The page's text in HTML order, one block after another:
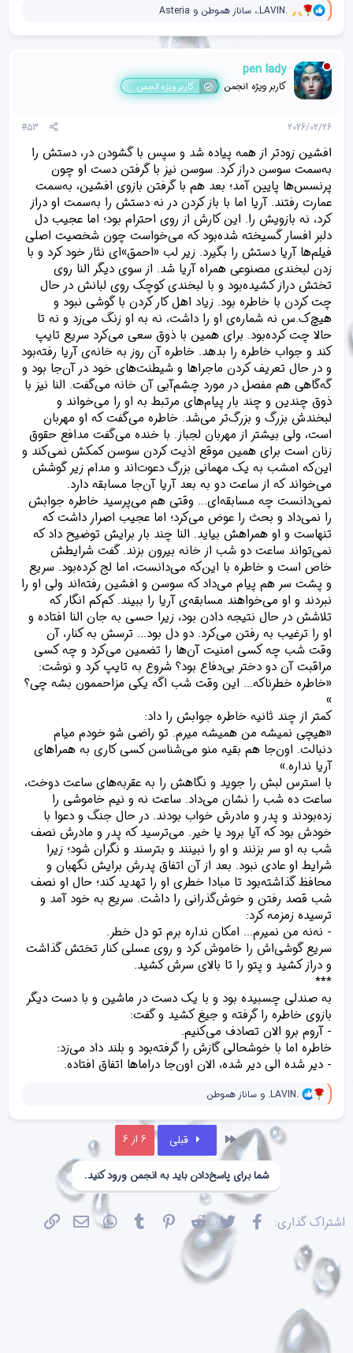
و
ک
ه
پ
د
ه
ا
]
:
.LAVIN.، ساناز هموطن و Asteria
pen lady
کاربر ویژه انجمن کاربر ویژه انجمن
2026/02/26
#53
افشین زودتر از همه پیاده شد و سپس با گشودن در، دستش را
به‌سمت سوسن دراز کرد. سوسن نیز با گرفتن دست او چون
پرنسس‌ها پایین آمد؛ بعد هم با گرفتن بازوی افشین، به‌سمت
عمارت رفتند. آریا اما با باز کردن در نه دستش را به‌سمت او دراز
کرد، نه بازویش‌ را. این کارش از روی احترام بود؛ اما عجیب دل
دلبر افسار گسیخته شده‌بود که می‌خواست چون شخصیت اصلی
فیلم‌ها آریا دستش را بگیرد. زیر لب «احمق»‌ای نثار خود کرد و با
زدن لبخندی مصنوعی همراه آریا شد. از سوی دیگر النا روی
تختش دراز کشیده‌بود و با لبخندی کوچک روی لبانش در حال
چت کردن با خاطره بود. زیاد اهل کار کردن با گوشی نبود و
هیچ‌ک.س نه شماره‌ی او را داشت، نه به او زنگ می‌زد و نه تا
حالا چت کرده‌بود. برای همین با ذوق سعی می‌کرد سریع تایپ
کند و جواب خاطره را بدهد. خاطره آن روز به خانه‌ی آریا رفته‌بود
و در حال تعریف کردن ماجراها و شیطنت‌های خود در آن‌جا بود و
گه‌گاهی هم مفصل در مورد چشم‌آبی آن خانه می‌گفت. النا نیز با
ذوق چندین و چند بار پیام‌های مرتبط به او را می‌خواند و
لبخندش بزرگ‌ و بزرگ‌تر می‌شد. خاطره می‌گفت که او مهربان
است، ولی بیشتر از مهربان‌ لجباز. با خنده می‌گفت مدافع حقوق
زنان است برای همین موقع اذیت کردن سوسن کمکش نمی‌کند و
این‌که امشب به یک مهمانی بزرگ دعوت‌اند و مدام زیر گوشش
می‌خواند که از ساعت دو به بعد آریا آن‌جا مسابقه دارد.
نمی‌دانست چه مسابقه‌ای... وقتی هم می‌پرسید خاطره جوابش
را نمی‌داد و بحث را عوض می‌کرد؛ اما عجیب اصرار داشت که
تنهاست و او همراهش بیاید. النا چند بار برایش توضیح داد که
نمی‌تواند ساعت دو شب از خانه بیرون بزند. گفت شرایطش
خاص است و خاطره با این‌که می‌دانست، اما لج کرده‌بود. سریع
و پشت سر هم پیام می‌داد که سوسن و افشین رفته‌اند ولی او را
نبردند و او می‌خواهند مسابقه‌ی آریا را ببیند. کم‌کم انگار که
تلاشش در حال نتیجه دادن بود، زیرا حسی به جان النا افتاده و
او را ترغیب به رفتن می‌کرد. دو دل بود... ترسش به کنار، آن
وقت شب چه کسی امنیت آن‌ها را تضمین می‌کرد و چه کسی
مراقبت آن دو دختر بی‌دفاع بود؟ شروع به تایپ کرد و نوشت:
«خاطره خطرناکه... این وقت شب اگه یکی مزاحممون بشه چی؟
»
کمتر از چند ثانیه خاطره جوابش را داد:
«هیچی نمیشه من همیشه میرم. تو راضی شو خودم میام
دنبالت. اون‌جا هم بقیه منو می‌شناسن کسی کاری به همراهای
آریا نداره.»
با استرس لبش را جوید و نگاهش را به عقربه‌های ساعت دوخت،
ساعت ده شب را نشان می‌داد. ساعت نه و نیم خاموشی را
زده‌بودند و پدر و مادرش خواب بودند. در حال جنگ و دعوا با
خودش بود که آیا برود یا خیر. می‌ترسید که پدر و مادرش نصف
شب به او سر بزنند و او را نبینند و بترسند و نگران شود؛ زیرا
شرایط او عادی نبود. بعد از آن اتفاق پدرش برایش نگهبان و
محافظ گذاشته‌بود تا مبادا خطری او را تهدید کند؛ حال او نصف
شب قصد رفتن و خوش‌گذرانی را داشت. سریع به خود آمد و
ترسیده زمزمه کرد:
- نه‌نه من نمیرم... امکان نداره برم تو دل خطر.
سریع گوشی‌اش را خاموش کرد و روی عسلی کنار تختش گذاشت
و دراز کشید و پتو را تا بالای سرش کشید.
***
به صندلی چسبیده بود و با یک دست در ماشین و با دست دیگر
بازوی خاطره را گرفته و جیغ کشید و گفت:
- آروم برو الان تصادف می‌کنیم.
خاطره اما با خوشحالی گازش را گرفته‌بود و بلند داد می‌زد:
- دیر شده الی دیر شده، الان اون‌جا دراماها اتفاق افتاده.
و
ک
س
ن
ه
ا
.LAVIN. و ساناز هموطن
اول قبلی 6 از 6
شما برای پاسخ‌دادن باید به انجمن ورود کنید.
اشتراک گذاری: فیسبوکتویتر Reddit
Pinterest
Tumblr
WhatsApp
ایمیل